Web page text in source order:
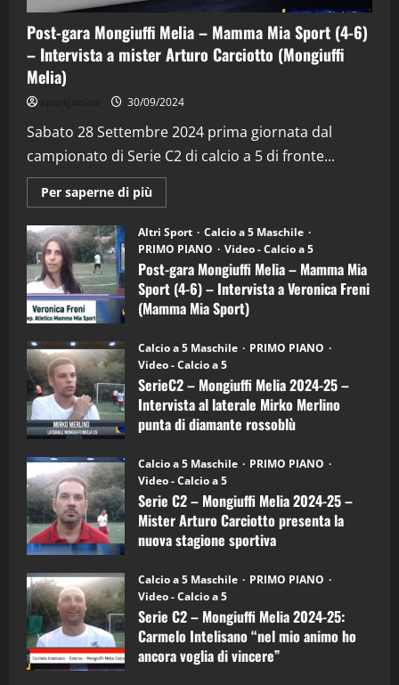
Post-gara Mongiuffi Melia – Mamma Mia Sport (4-6)
– Intervista a mister Arturo Carciotto (Mongiuffi
Melia)
30/09/2024
Sabato 28 Settembre 2024 prima giornata dal
campionato di Serie C2 di calcio a 5 di fronte...
Per saperne di più
informazioni
Post-
gara
Mongiuffi
Melia
–
Mamma
Mia
Sport
6)
–
Intervista
a
mister
Arturo
Carciotto
(Mongiuffi
Altri Sport
Calcio a 5 Maschile
PRIMO PIANO
Video - Calcio a 5
Post-gara Mongiuffi Melia – Mamma Mia
Sport (4-6) – Intervista a Veronica Freni
(Mamma Mia Sport)
Calcio a 5 Maschile
PRIMO PIANO
Video - Calcio a 5
SerieC2 – Mongiuffi Melia 2024-25 –
Intervista al laterale Mirko Merlino
punta di diamante rossoblù
Calcio a 5 Maschile
PRIMO PIANO
Video - Calcio a 5
Serie C2 – Mongiuffi Melia 2024-25 –
Mister Arturo Carciotto presenta la
nuova stagione sportiva
Calcio a 5 Maschile
PRIMO PIANO
Video - Calcio a 5
Serie C2 – Mongiuffi Melia 2024-25:
Carmelo Intelisano “nel mio animo ho
ancora voglia di vincere”
2
“SportEmpire” in Podcast: 29^ Puntata
(Martedi 28 Aprile 2026)
28/04/2026
3
"SportEmpire" in Podcast
“SportEmpire” in Podcast: 28^ Puntata
(Martedi 21 Aprile 2026)
21/04/2026
4
“SportEmpire” in Podcast: 27^ Puntata
(Martedi 14 Aprile 2026)
15/04/2026
5
“SportEmpire” in Podcast: 26^ Puntata
(Martedi 07 Aprile 2026)
08/04/2026
1
“SportEmpire” in Podcast: 30^ Puntata
(Martedi 05 Maggio 2026)
08/05/2026